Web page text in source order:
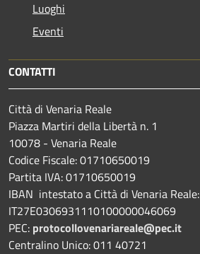
Luoghi
Eventi
CONTATTI
Città di Venaria Reale
Piazza Martiri della Libertà n. 1
10078 - Venaria Reale
Codice Fiscale: 01710650019
Partita IVA: 01710650019
IBAN intestato a Città di Venaria Reale:
IT27E0306931110100000046069
PEC: protocollovenariareale@pec.it
Centralino Unico: 011 40721